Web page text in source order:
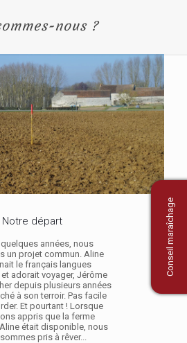
nous ?
Notre départ
années, nous
un projet commun. Aline
le français langues
adorait voyager, Jérôme
depuis plusieurs années
à son terroir. Pas facile
Et pourtant ! Lorsque
appris que la ferme
était disponible, nous
pris à rêver...
Conseil maraîchage